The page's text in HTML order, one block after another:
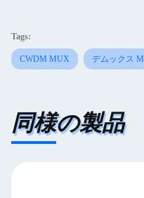
Tags:
CWDM MUX デムックス
同様の製品